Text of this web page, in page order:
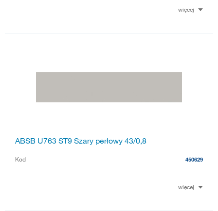
więcej
ABSB U763 ST9 Szary perłowy 43/0,8
Kod 450629
więcej